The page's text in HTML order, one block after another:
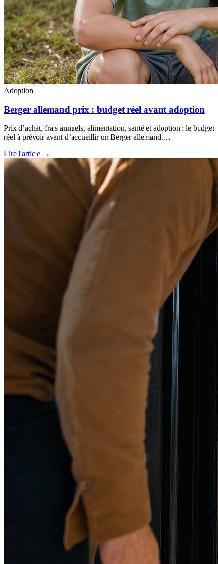
Adoption
Berger allemand prix : budget réel avant adoption
Prix d’achat, frais annuels, alimentation, santé et adoption : le budget
réel à prévoir avant d’accueillir un Berger allemand.…
Lire l'article →